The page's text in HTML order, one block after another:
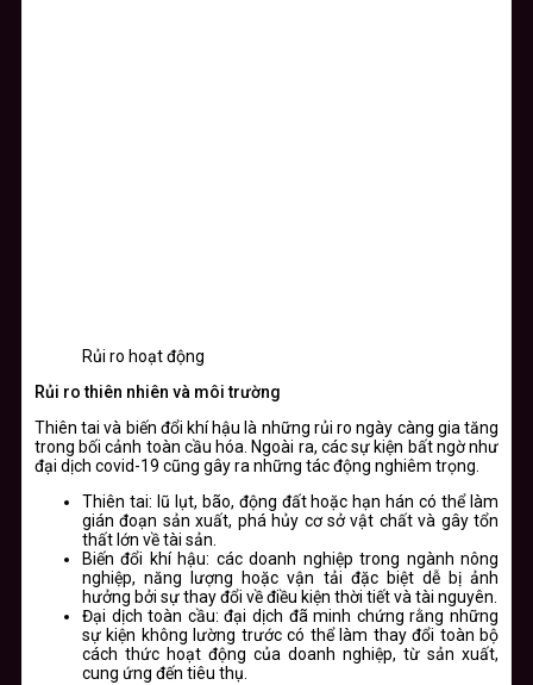
Rủi ro hoạt động
Rủi ro thiên nhiên và môi trường
Thiên tai và biến đổi khí hậu là những rủi ro ngày càng gia tăng
trong bối cảnh toàn cầu hóa. Ngoài ra, các sự kiện bất ngờ như
đại dịch covid-19 cũng gây ra những tác động nghiêm trọng.
Thiên tai: lũ lụt, bão, động đất hoặc hạn hán có thể làm
gián đoạn sản xuất, phá hủy cơ sở vật chất và gây tổn
thất lớn về tài sản.
Biến đổi khí hậu: các doanh nghiệp trong ngành nông
nghiệp, năng lượng hoặc vận tải đặc biệt dễ bị ảnh
hưởng bởi sự thay đổi về điều kiện thời tiết và tài nguyên.
Đại dịch toàn cầu: đại dịch đã minh chứng rằng những
sự kiện không lường trước có thể làm thay đổi toàn bộ
cách thức hoạt động của doanh nghiệp, từ sản xuất,
cung ứng đến tiêu thụ.